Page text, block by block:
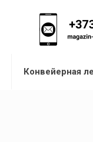
Конвейерная